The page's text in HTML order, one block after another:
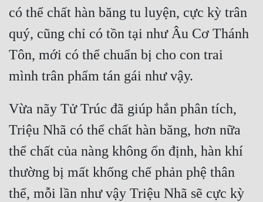
Cẩu Đạo Trường Sinh
Ngự Thú
Xây Dựng Thế Lực
Đam Mỹ
có thể chất hàn băng tu luyện, cực kỳ trân
quý, cũng chỉ có tồn tại như Âu Cơ Thánh
Tôn, mới có thể chuẩn bị cho con trai
Vừa nãy Tử Trúc đã giúp hắn phân tích,
Triệu Nhã có thể chất hàn băng, hơn nữa
thể chất của nàng không ổn định, hàn khí
thường bị mất khống chế phản phệ thân
thể, mỗi lần như vậy Triệu Nhã sẽ cực kỳ